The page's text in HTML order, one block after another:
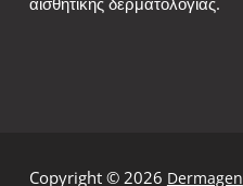
Copyright © 2026 Dermagen